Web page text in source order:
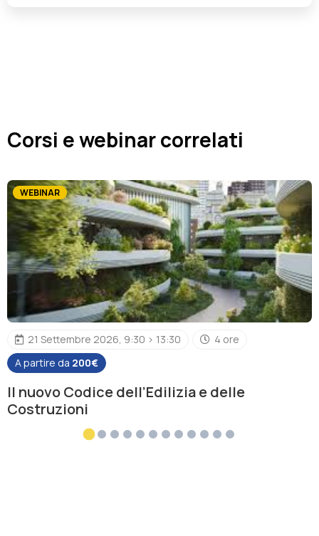
Corsi e webinar correlati
21 Settembre 2026, 9:30 > 13:30
4 ore
A partire da 200€
Il nuovo Codice dell’Edilizia e delle
Costruzioni
WEBINAR